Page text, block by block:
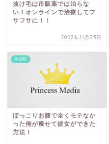
抜け毛は市販薬では治らな
い！オンラインで治療してフ
サフサに！！
2022年11月25日
未分類
ぽっこりお腹で全くモテなか
った俺が痩せて彼女ができた
方法！